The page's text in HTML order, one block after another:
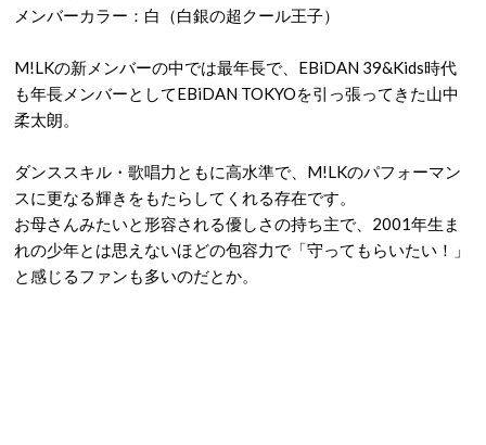
メンバーカラー：白（白銀の超クール王子）
M!LKの新メンバーの中では最年長で、EBiDAN 39&Kids時代
も年長メンバーとしてEBiDAN TOKYOを引っ張ってきた山中
柔太朗。
ダンススキル・歌唱力ともに高水準で、M!LKのパフォーマン
スに更なる輝きをもたらしてくれる存在です。
お母さんみたいと形容される優しさの持ち主で、2001年生ま
れの少年とは思えないほどの包容力で「守ってもらいたい！」
と感じるファンも多いのだとか。